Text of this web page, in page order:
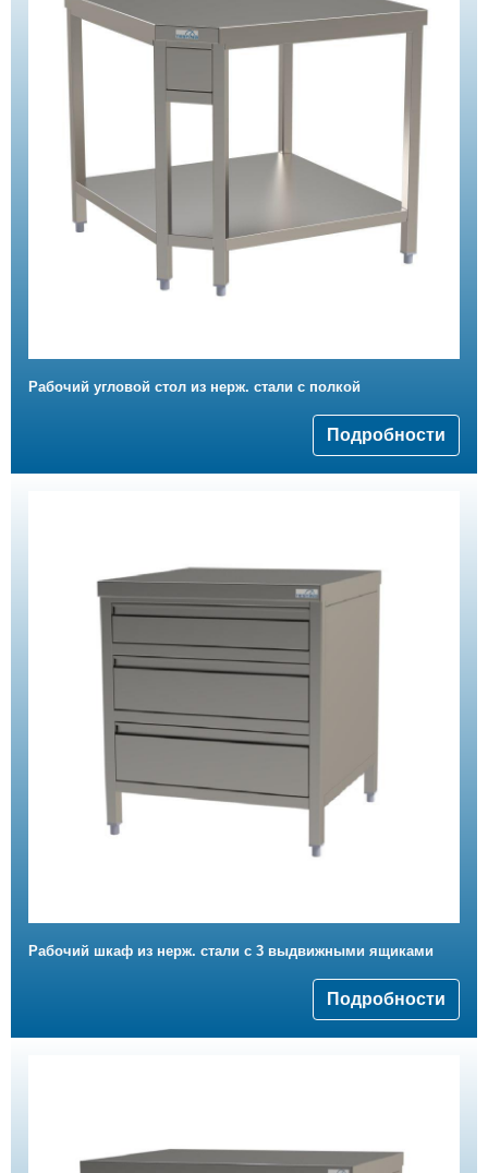
Рабочий угловой стол из нерж. стали с полкой
Подробности
Рабочий шкаф из нерж. стали с 3 выдвижными ящиками
Подробности